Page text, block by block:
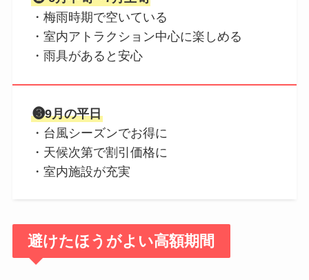
・梅雨時期で空いている
・室内アトラクション中心に楽しめる
・雨具があると安心
❸9月の平日
・台風シーズンでお得に
・天候次第で割引価格に
・室内施設が充実
避けたほうがよい高額期間